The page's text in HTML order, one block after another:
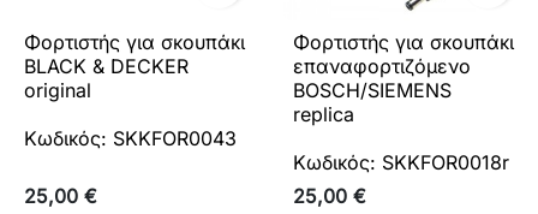
Φορτιστής για σκουπάκι
BLACK & DECKER
original
Κωδικός: SKKFOR0043
25,00 €
Φορτιστής για σκουπάκι
επαναφορτιζόμενο
BOSCH/SIEMENS
replica
Κωδικός: SKKFOR0018r
25,00 €